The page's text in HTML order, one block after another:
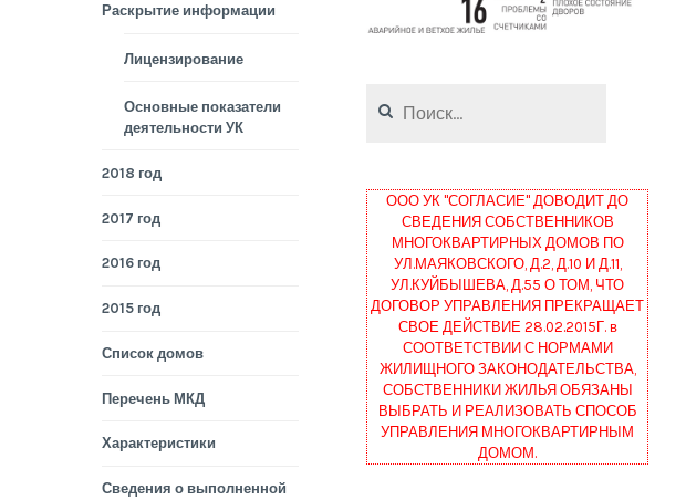
Раскрытие информации
Лицензирование
Основные показатели
деятельности УК
2018 год
2017 год
2016 год
2015 год
Список домов
Перечень МКД
Характеристики
Сведения о выполненной
ООО УК "СОГЛАСИЕ" ДОВОДИТ ДО
СВЕДЕНИЯ СОБСТВЕННИКОВ
МНОГОКВАРТИРНЫХ ДОМОВ ПО
УЛ.МАЯКОВСКОГО, Д.2, Д.10 И Д.11,
УЛ.КУЙБЫШЕВА, Д.55 О ТОМ, ЧТО
ДОГОВОР УПРАВЛЕНИЯ ПРЕКРАЩАЕТ
СВОЕ ДЕЙСТВИЕ 28.02.2015Г. в
СООТВЕТСТВИИ С НОРМАМИ
ЖИЛИЩНОГО ЗАКОНОДАТЕЛЬСТВА,
СОБСТВЕННИКИ ЖИЛЬЯ ОБЯЗАНЫ
ВЫБРАТЬ И РЕАЛИЗОВАТЬ СПОСОБ
УПРАВЛЕНИЯ МНОГОКВАРТИРНЫМ
ДОМОМ.